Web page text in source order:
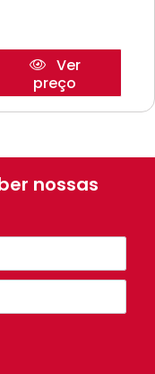
Ver
preço
nossas